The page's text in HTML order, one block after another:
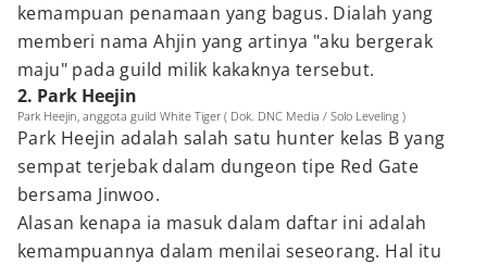
kemampuan penamaan yang bagus. Dialah yang
memberi nama Ahjin yang artinya "aku bergerak
maju" pada guild milik kakaknya tersebut.
2. Park Heejin
Park Heejin, anggota guild White Tiger ( Dok. DNC Media / Solo Leveling )
Park Heejin adalah salah satu hunter kelas B yang
sempat terjebak dalam dungeon tipe Red Gate
bersama Jinwoo.
Alasan kenapa ia masuk dalam daftar ini adalah
kemampuannya dalam menilai seseorang. Hal itu